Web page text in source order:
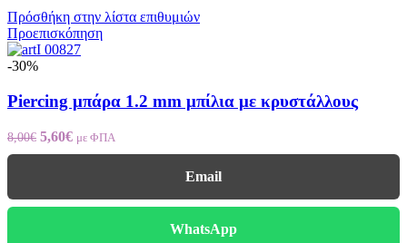
Πρόσθήκη στην λίστα επιθυμιών
Προεπισκόπηση
-30%
Piercing μπάρα 1.2 mm μπίλια με κρυστάλλους
8,00€ 5,60€ με ΦΠΑ
Email
WhatsApp